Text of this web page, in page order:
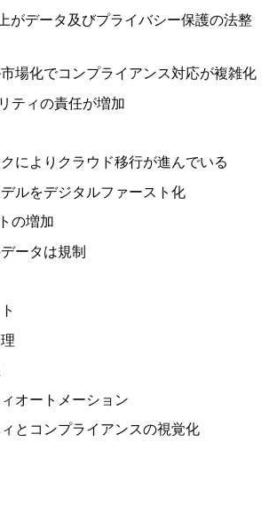
がデータ及びプライバシー保護の法整
場化でコンプライアンス対応が複雑化
ティの責任が増加
によりクラウド移行が進んでいる
ルをデジタルファースト化
の増加
ータは規制
オートメーション
とコンプライアンスの視覚化